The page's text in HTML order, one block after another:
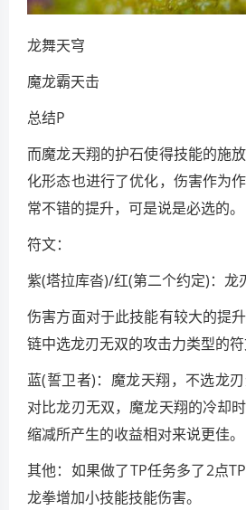
龙舞天穹
魔龙霸天击
总结P
而魔龙天翔的护石使得技能的施
化形态也进行了优化，伤害作为
常不错的提升，可是说是必选的。
符文：
紫(塔拉库沓)/红(第二个约定)：龙
伤害方面对于此技能有较大的提
链中选龙刃无双的攻击力类型的符
蓝(誓卫者)：魔龙天翔，不选龙
对比龙刃无双，魔龙天翔的冷却
缩减所产生的收益相对来说更佳。
其他：如果做了TP任务多了2点
龙拳增加小技能技能伤害。